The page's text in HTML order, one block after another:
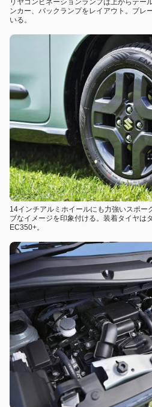
ンカー、バックランプをレイアウト。ブレ
いる。
14インチアルミホイールにも力強いスポー
ブなイメージを印象付ける。装着タイヤは
EC350+。